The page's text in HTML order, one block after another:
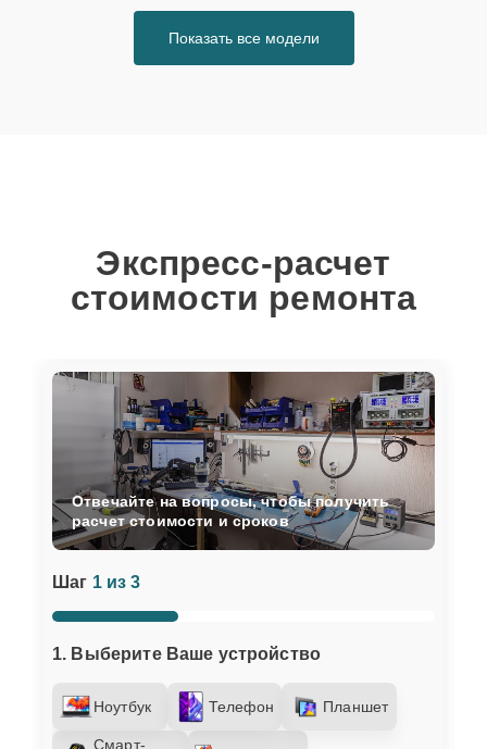
Показать все модели
Экспресс-расчет
стоимости ремонта
Шаг 1 из 3
1. Выберите Ваше устройство
Ноутбук Телефон Планшет
Смарт-
Отвечайте на вопросы, чтобы получить
расчет стоимости и сроков